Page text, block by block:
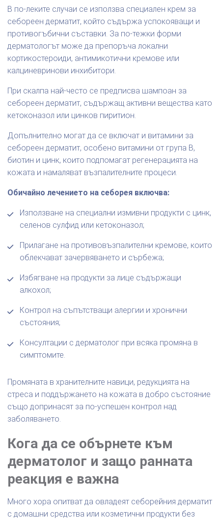
В по-леките случаи се използва специален крем за
себореен дерматит, който съдържа успокояващи и
противогъбични съставки. За по-тежки форми
дерматологът може да препоръча локални
кортикостероиди, антимикотични кремове или
калциневринови инхибитори.
При скалпа най-често се предписва шампоан за
себореен дерматит, съдържащ активни вещества като
кетоконазол или цинков пиритион.
Допълнително могат да се включат и витамини за
себореен дерматит, особено витамини от група B,
биотин и цинк, които подпомагат регенерацията на
кожата и намаляват възпалителните процеси.
Обичайно лечението на себорея включва:
Използване на специални измивни продукти с цинк,
селенов сулфид или кетоконазол;
Прилагане на противовъзпалителни кремове, които
облекчават зачервяването и сърбежа;
Избягване на продукти за лице съдържащи
алкохол;
Контрол на съпътстващи алергии и хронични
състояния;
Консултации с дерматолог при всяка промяна в
симптомите.
Промяната в хранителните навици, редукцията на
стреса и поддържането на кожата в добро състояние
също допринасят за по-успешен контрол над
заболяването.
Кога да се обърнете към
дерматолог и защо ранната
реакция е важна
Много хора опитват да овладеят себорейния дерматит
с домашни средства или козметични продукти без